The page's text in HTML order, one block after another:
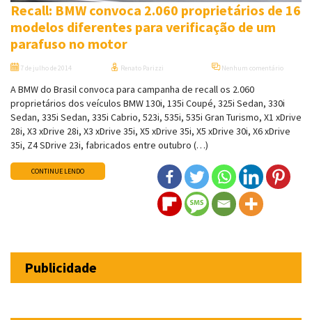
Recall: BMW convoca 2.060 proprietários de 16
modelos diferentes para verificação de um
parafuso no motor
7 de julho de 2014 Renato Parizzi Nenhum comentário
A BMW do Brasil convoca para campanha de recall os 2.060
proprietários dos veículos BMW 130i, 135i Coupé, 325i Sedan, 330i
Sedan, 335i Sedan, 335i Cabrio, 523i, 535i, 535i Gran Turismo, X1 xDrive
28i, X3 xDrive 28i, X3 xDrive 35i, X5 xDrive 35i, X5 xDrive 30i, X6 xDrive
35i, Z4 SDrive 23i, fabricados entre outubro (…)
CONTINUE LENDO
Publicidade